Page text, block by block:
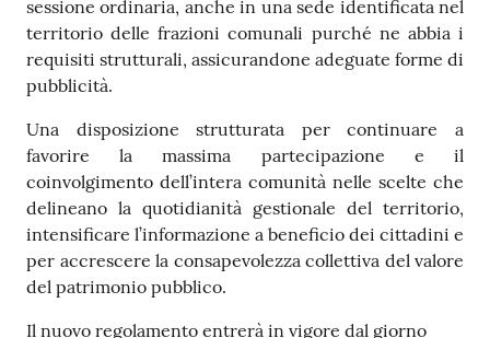
sessione ordinaria, anche in una sede identificata nel
territorio delle frazioni comunali purché ne abbia i
requisiti strutturali, assicurandone adeguate forme di
pubblicità.
Una disposizione strutturata per continuare a
favorire la massima partecipazione e il
coinvolgimento dell’intera comunità nelle scelte che
delineano la quotidianità gestionale del territorio,
intensificare l’informazione a beneficio dei cittadini e
per accrescere la consapevolezza collettiva del valore
del patrimonio pubblico.
Il nuovo regolamento entrerà in vigore dal giorno